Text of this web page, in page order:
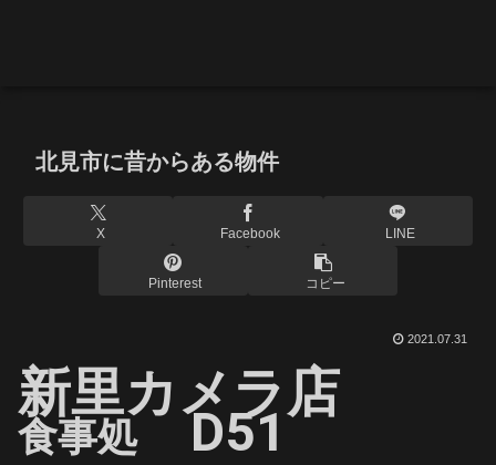
北見市に昔からある物件
X Facebook LINE
Pinterest コピー
2021.07.31
新里カメラ店
食事処D51